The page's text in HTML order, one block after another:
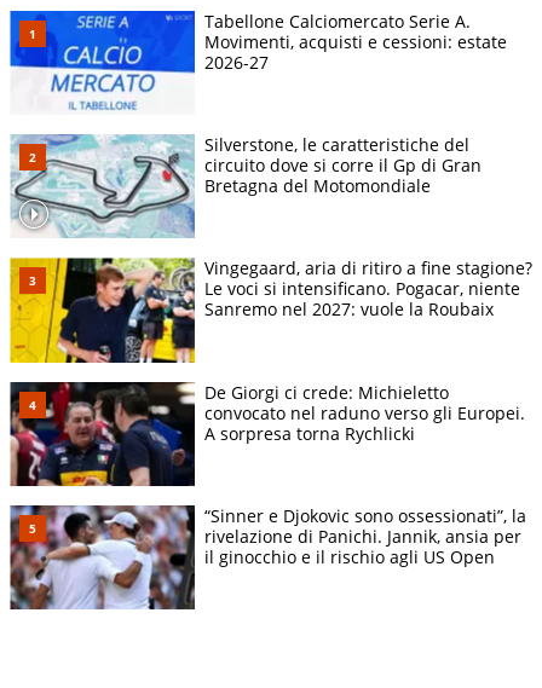
Tabellone Calciomercato Serie A.
Movimenti, acquisti e cessioni: estate
2026-27
Silverstone, le caratteristiche del
circuito dove si corre il Gp di Gran
Bretagna del Motomondiale
Vingegaard, aria di ritiro a fine stagione?
Le voci si intensificano. Pogacar, niente
Sanremo nel 2027: vuole la Roubaix
De Giorgi ci crede: Michieletto
convocato nel raduno verso gli Europei.
A sorpresa torna Rychlicki
“Sinner e Djokovic sono ossessionati”, la
rivelazione di Panichi. Jannik, ansia per
il ginocchio e il rischio agli US Open